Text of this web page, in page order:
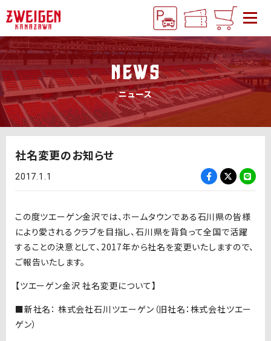
NEWS
ニュース
社名変更のお知らせ
2017.1.1
この度ツエーゲン金沢では、ホームタウンである石川県の皆様
により愛されるクラブを目指し、石川県を背負って全国で活躍
することの決意として、2017年から社名を変更いたしますので、
ご報告いたします。
【ツエーゲン金沢 社名変更について】
■新社名： 株式会社石川ツエーゲン（旧社名：株式会社ツエー
ゲン）